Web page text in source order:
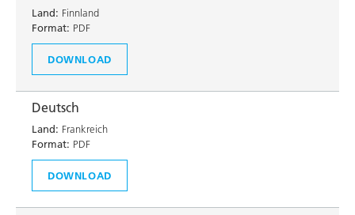
Land: Finnland
Format: PDF
DOWNLOAD
Deutsch
Land: Frankreich
Format: PDF
DOWNLOAD